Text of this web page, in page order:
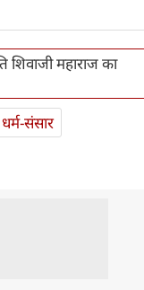
महाराज का
धर्म-संसार